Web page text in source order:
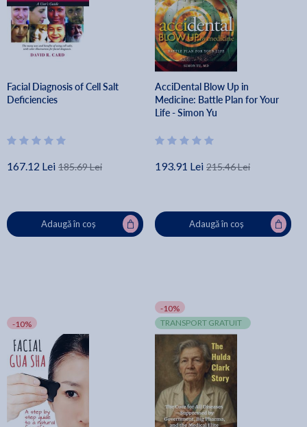
Facial Diagnosis of Cell Salt
Deficiencies
167.12 Lei 185.69 Lei
Adaugă în coș
AcciDental Blow Up in
Medicine: Battle Plan for Your
Life - Simon Yu
193.91 Lei 215.46 Lei
Adaugă în coș
-10%
-10%
TRANSPORT GRATUIT